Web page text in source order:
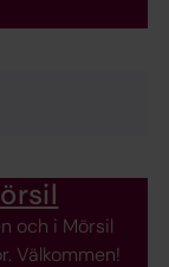
och i Mörsil
Välkommen!